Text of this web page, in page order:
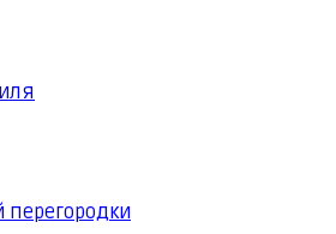
перегородки